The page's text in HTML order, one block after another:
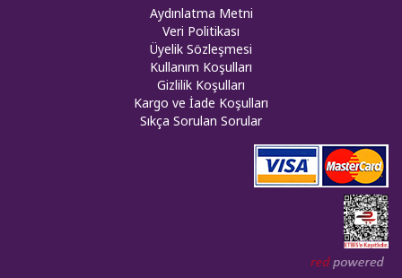
Aydınlatma Metni
Veri Politikası
Üyelik Sözleşmesi
Kullanım Koşulları
Gizlilik Koşulları
Kargo ve İade Koşulları
Sıkça Sorulan Sorular
Web